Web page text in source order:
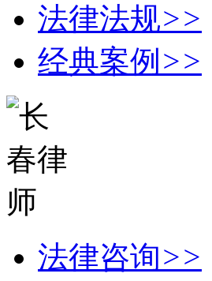
法律法规>>
经典案例 >>
法律咨询>>